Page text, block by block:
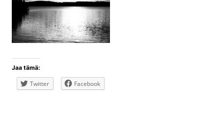
Jaa tämä:
Twitter Facebook